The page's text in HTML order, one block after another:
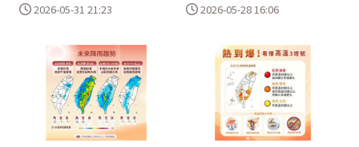
2026-05-31 21:23 2026-05-28 16:06